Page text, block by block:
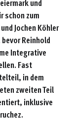
und
schon zum
Jochen Köhler
Reinhold
Integrative
Fast
in dem
zweiten Teil
inklusive